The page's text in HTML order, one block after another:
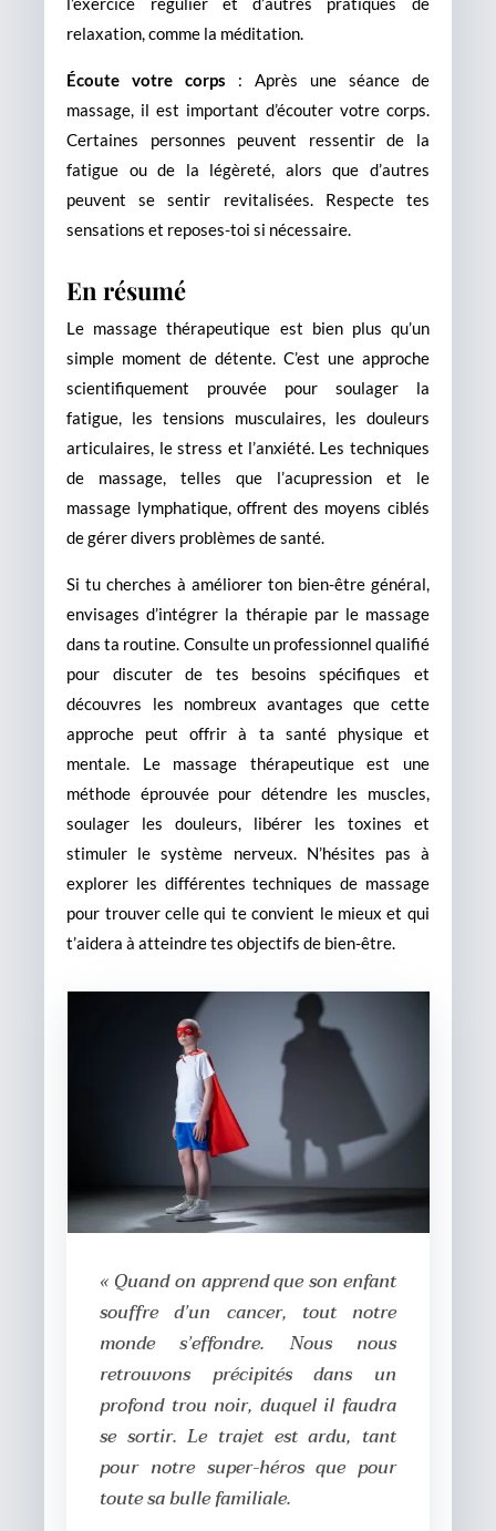
relaxation, comme la méditation.
Écoute votre corps : Après une séance de
massage, il est important d’écouter votre corps.
Certaines personnes peuvent ressentir de la
fatigue ou de la légèreté, alors que d’autres
peuvent se sentir revitalisées. Respecte tes
sensations et reposes-toi si nécessaire.
En résumé
Le massage thérapeutique est bien plus qu’un
simple moment de détente. C’est une approche
scientifiquement prouvée pour soulager la
fatigue, les tensions musculaires, les douleurs
articulaires, le stress et l’anxiété. Les techniques
de massage, telles que l’acupression et le
massage lymphatique, offrent des moyens ciblés
de gérer divers problèmes de santé.
Si tu cherches à améliorer ton bien-être général,
envisages d’intégrer la thérapie par le massage
dans ta routine. Consulte un professionnel qualifié
pour discuter de tes besoins spécifiques et
découvres les nombreux avantages que cette
approche peut offrir à ta santé physique et
mentale. Le massage thérapeutique est une
méthode éprouvée pour détendre les muscles,
soulager les douleurs, libérer les toxines et
stimuler le système nerveux. N’hésites pas à
explorer les différentes techniques de massage
pour trouver celle qui te convient le mieux et qui
t’aidera à atteindre tes objectifs de bien-être.
« Quand on apprend que son enfant
souffre d’un cancer, tout notre
monde s’effondre. Nous nous
retrouvons précipités dans un
profond trou noir, duquel il faudra
se sortir. Le trajet est ardu, tant
pour notre super-héros que pour
toute sa bulle familiale.